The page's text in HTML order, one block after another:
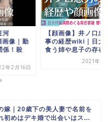
河
像｜勤
係！殺
年2月16日
【顔画像】井ノ口忠
事の経歴wiki｜日大
食う姉や息子の存在
2021年10
嫁｜20歳下の美人妻で名前を
初めはデキ婚で出会いはス...